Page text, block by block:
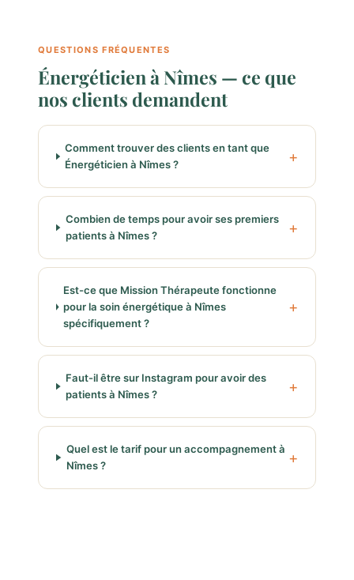
QUESTIONS FRÉQUENTES
Énergéticien à Nîmes — ce que
nos clients demandent
Comment trouver des clients en tant que
Énergéticien à Nîmes ?
Combien de temps pour avoir ses premiers
patients à Nîmes ?
Est-ce que Mission Thérapeute fonctionne
pour la soin énergétique à Nîmes
spécifiquement ?
Faut-il être sur Instagram pour avoir des
patients à Nîmes ?
Quel est le tarif pour un accompagnement à
Nîmes ?